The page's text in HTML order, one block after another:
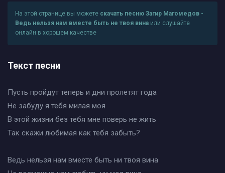
На этой странице вы можете скачать песню Загир Магомедов -
Ведь нельзя нам вместе быть не твоя вина или слушайте
онлайн в хорошем качестве
Текст песни
Пусть пройдут теперь и дни пролетят года
Не забуду я тебя милая моя
В этой жизни без тебя мне поверь не жить
Так скажи любимая как тебя забыть?
Ведь нельзя нам вместе быть ни твоя вина